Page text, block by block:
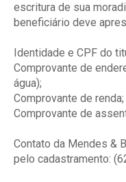
escritura de sua
beneficiário deve
Identidade e CPF do
Comprovante de
água);
Comprovante de renda;
Comprovante de
Contato da Mendes &
pelo cadastramento: